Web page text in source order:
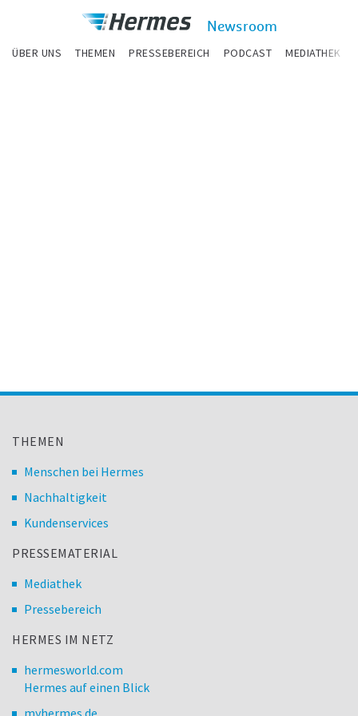
Newsroom
ÜBER UNS THEMEN PRESSEBEREICH PODCAST MEDIATHEK
THEMEN
Menschen bei Hermes
Nachhaltigkeit
Kundenservices
PRESSEMATERIAL
Mediathek
Pressebereich
HERMES IM NETZ
hermesworld.com
Hermes auf einen Blick
myhermes.de